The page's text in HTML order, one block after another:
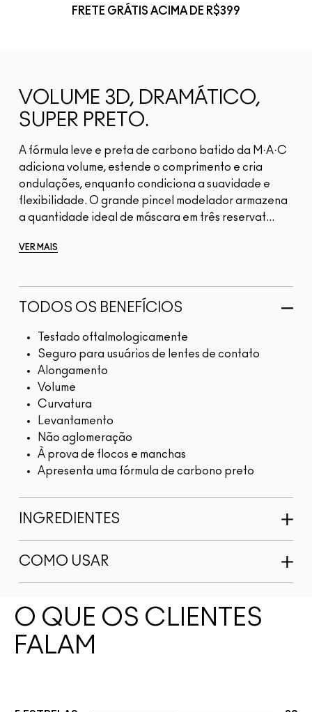
FRETE GRÁTIS ACIMA DE R$399
VOLUME 3D, DRAMÁTICO,
SUPER PRETO.
A fórmula leve e preta de carbono batido da M·A·C
adiciona volume, estende o comprimento e cria
ondulações, enquanto condiciona a suavidade e
flexibilidade. O grande pincel modelador armazena
a quantidade ideal de máscara em três reservat...
VER MAIS
TODOS OS BENEFÍCIOS
Testado oftalmologicamente
Seguro para usuários de lentes de contato
Alongamento
Volume
Curvatura
Levantamento
Não aglomeração
À prova de flocos e manchas
Apresenta uma fórmula de carbono preto
INGREDIENTES
COMO USAR
O QUE OS CLIENTES
FALAM